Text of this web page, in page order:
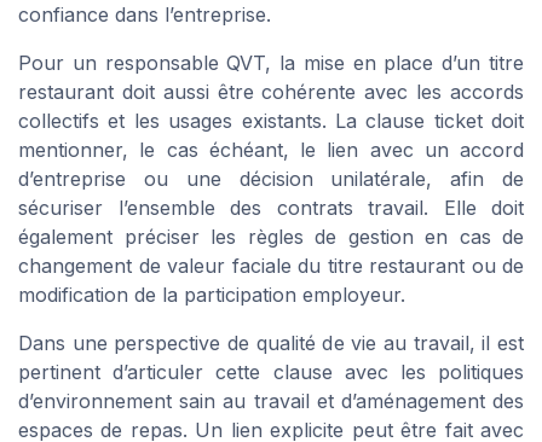
confiance dans l’entreprise.
Pour un responsable QVT, la mise en place d’un titre
restaurant doit aussi être cohérente avec les accords
collectifs et les usages existants. La clause ticket doit
mentionner, le cas échéant, le lien avec un accord
d’entreprise ou une décision unilatérale, afin de
sécuriser l’ensemble des contrats travail. Elle doit
également préciser les règles de gestion en cas de
changement de valeur faciale du titre restaurant ou de
modification de la participation employeur.
Dans une perspective de qualité de vie au travail, il est
pertinent d’articuler cette clause avec les politiques
d’environnement sain au travail et d’aménagement des
espaces de repas. Un lien explicite peut être fait avec